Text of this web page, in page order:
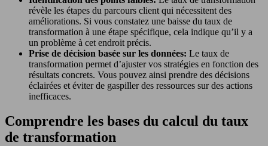
révèle les étapes du parcours client qui nécessitent des
améliorations. Si vous constatez une baisse du taux de
transformation à une étape spécifique, cela indique qu’il y a
un problème à cet endroit précis.
Prise de décision basée sur les données: Le taux de
transformation permet d’ajuster vos stratégies en fonction des
résultats concrets. Vous pouvez ainsi prendre des décisions
éclairées et éviter de gaspiller des ressources sur des actions
inefficaces.
Comprendre les bases du calcul du taux
de transformation